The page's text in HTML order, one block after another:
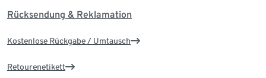
Rücksendung & Reklamation
Kostenlose Rückgabe / Umtausch
Retourenetikett